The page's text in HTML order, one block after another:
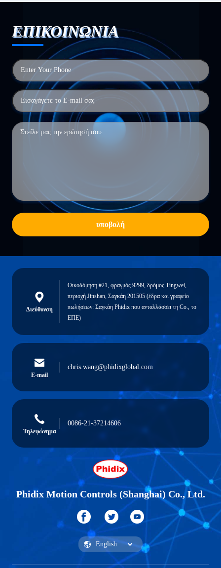
ΕΠΙΚΟΙΝΩΝΙΑ
υποβολή
Διεύθυνση
Οικοδόμηση #21, φραγμός 9299, δρόμος Tingwei,
περιοχή Jinshan, Σαγκάη 201505 (έδρα και γραφείο
πωλήσεων: Σαγκάη Phidix που ανταλλάσσει τη Co., το
ΕΠΕ)
E-mail
chris.wang@phidixglobal.com
Τηλεφώνημα
0086-21-37214606
Phidix Motion Controls (Shanghai) Co., Ltd.